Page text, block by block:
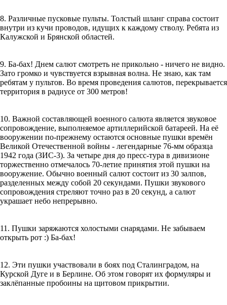
8. Различные пусковые пульты. Толстый шланг справа состоит
внутри из кучи проводов, идущих к каждому стволу. Ребята из
Калужской и Брянской областей.
9. Ба-бах! Днем салют смотреть не прикольно - ничего не видно.
Зато громко и чувствуется взрывная волна. Не знаю, как там
ребятам у пультов. Во время проведения салютов, перекрывается
территория в радиусе от 300 метров!
10. Важной составляющей военного салюта является звуковое
сопровождение, выполняемое артиллерийской батареей. На её
вооружении по-прежнему остаются основные пушки времён
Великой Отечественной войны - легендарные 76-мм образца
1942 года (ЗИС-3). За четыре дня до пресс-тура в дивизионе
торжественно отмечалось 70-летие принятия этой пушки на
вооружение. Обычно военный салют состоит из 30 залпов,
разделенных между собой 20 секундами. Пушки звукового
сопровождения стреляют точно раз в 20 секунд, а салют
украшает небо непрерывно.
11. Пушки заряжаются холостыми снарядами. Не забываем
открыть рот :) Ба-бах!
12. Эти пушки участвовали в боях под Сталинградом, на
Курской Дуге и в Берлине. Об этом говорят их формуляры и
заклёпанные пробоины на щитовом прикрытии.